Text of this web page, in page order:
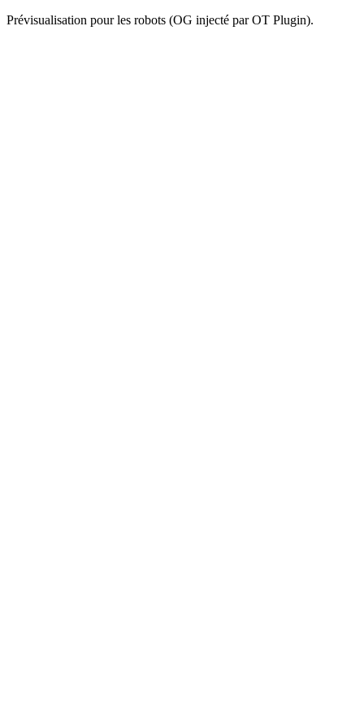
Prévisualisation pour les robots (OG injecté par OT Plugin).